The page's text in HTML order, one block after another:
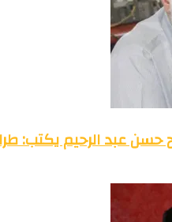
حسن عبد الرحيم يكتب: